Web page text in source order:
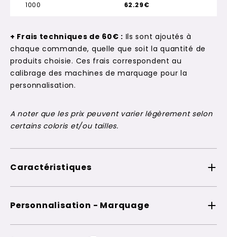
1000 62.29€
+ Frais techniques de 60€ : Ils sont ajoutés à
chaque commande, quelle que soit la quantité de
produits choisie. Ces frais correspondent au
calibrage des machines de marquage pour la
personnalisation.
A noter que les prix peuvent varier légèrement selon
certains coloris et/ou tailles.
Caractéristiques
Personnalisation - Marquage